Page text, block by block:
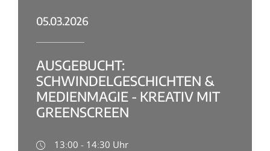
05.03.2026
AUSGEBUCHT:
SCHWINDELGESCHICHTEN &
MEDIENMAGIE - KREATIV MIT
GREENSCREEN
13:00 - 14:30 Uhr